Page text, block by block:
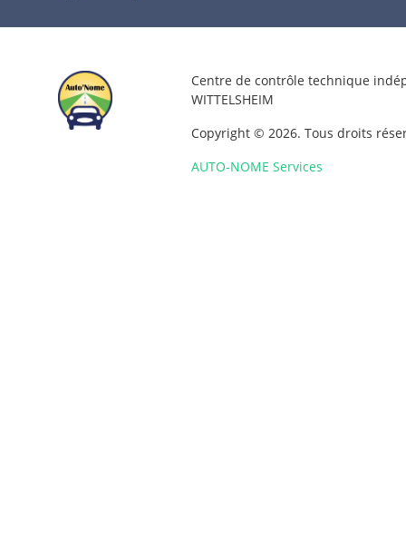
Centre de contrôle technique
WITTELSHEIM
Copyright © 2026. Tous droits
AUTO-NOME Services